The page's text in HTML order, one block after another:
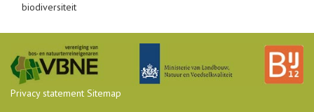
biodiversiteit
Privacy statement Sitemap